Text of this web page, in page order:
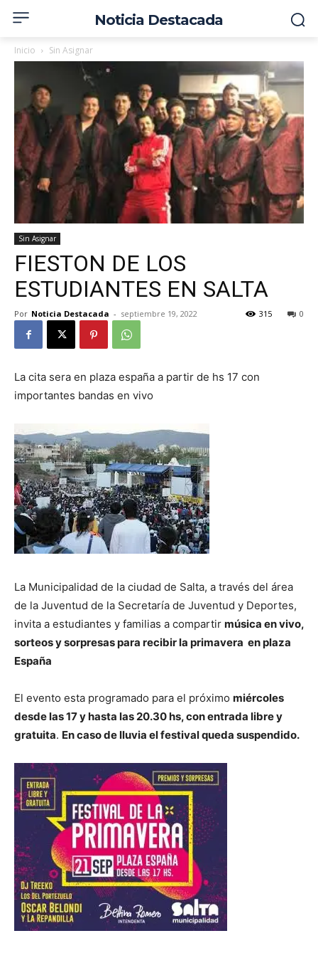
Noticia Destacada
Inicio Sin Asignar
Sin Asignar
FIESTON DE LOS
ESTUDIANTES EN SALTA
Por Noticia Destacada - septiembre 19, 2022 0
315
La cita sera en plaza españa a partir de hs 17 con
importantes bandas en vivo
La Municipalidad de la ciudad de Salta, a través del área
de la Juventud de la Secretaría de Juventud y Deportes,
invita a estudiantes y familias a compartir música en vivo,
sorteos y sorpresas para recibir la primavera en plaza
España
El evento esta programado para el próximo miércoles
desde las 17 y hasta las 20.30 hs, con entrada libre y
gratuita. En caso de lluvia el festival queda suspendido.